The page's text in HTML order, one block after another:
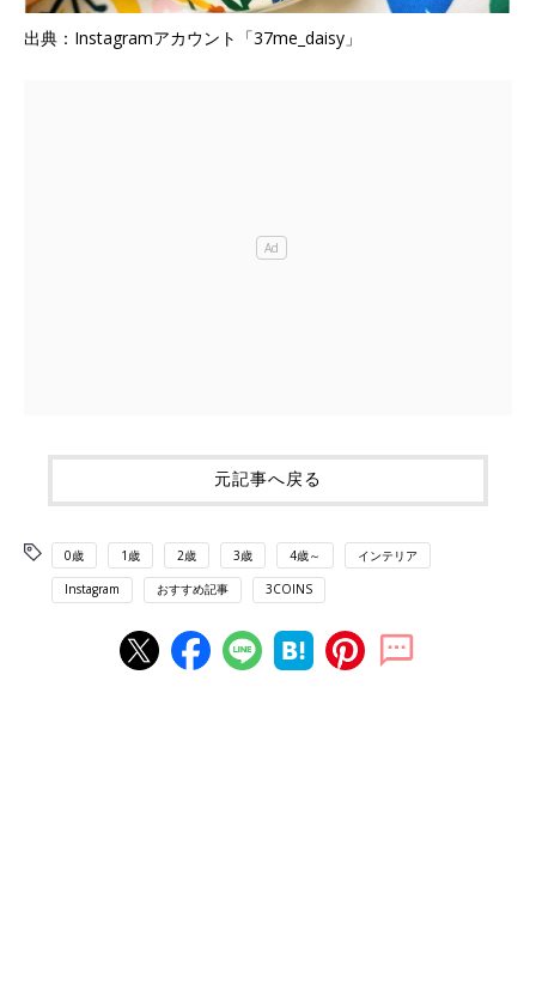
出典：Instagramアカウント「37me_daisy」
元記事へ戻る
0歳 1歳 2歳 3歳 4歳～ インテリア
Instagram おすすめ記事 3COINS